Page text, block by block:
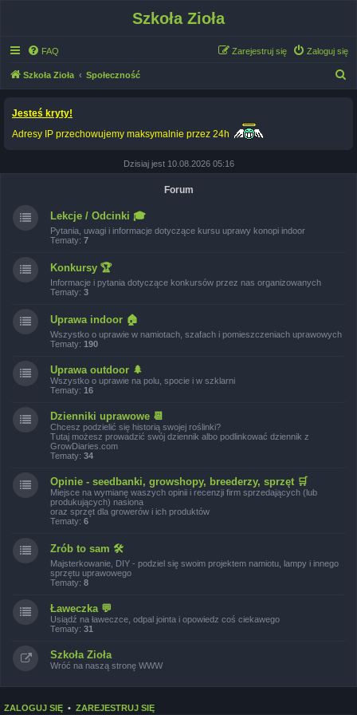
Szkoła Zioła
FAQ Zaloguj się
Zarejestruj się
Szkoła Zioła Społeczność
Jesteś kryty!
Adresy IP przechowujemy maksymalnie przez 24h
Dzisiaj jest 10.08.2026 05:16
Forum
Lekcje / Odcinki 🎓
Pytania, uwagi i informacje dotyczące kursu uprawy konopi indoor
Tematy: 7
Konkursy 🏆
Informacje i pytania dotyczące konkursów przez nas organizowanych
Tematy: 3
Uprawa indoor 🏠
Wszystko o uprawie w namiotach, szafach i pomieszczeniach uprawowych
Tematy: 190
Uprawa outdoor 🌲
Wszystko o uprawie na polu, spocie i w szklarni
Tematy: 16
Dzienniki uprawowe 📆
Chcesz podzielić się historią swojej roślinki?
Tutaj możesz prowadzić swój dziennik albo podlinkować dziennik z
GrowDiaries.com
Tematy: 34
Opinie - seedbanki, growshopy, breederzy, sprzęt 🛒
Miejsce na wymianę waszych opinii i recenzji firm sprzedających (lub
produkujących) nasiona
oraz sprzęt dla growerów i ich produktów
Tematy: 6
Zrób to sam 🛠
Majsterkowanie, DIY - podziel się swoim projektem namiotu, lampy i innego
sprzętu uprawowego
Tematy: 8
Ławeczka 💬
Usiądź na ławeczce, odpal jointa i opowiedz coś ciekawego
Tematy: 31
Szkoła Zioła
Wróć na naszą stronę WWW
ZALOGUJ SIĘ • ZAREJESTRUJ SIĘ